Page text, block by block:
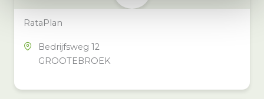
RataPlan
Bedrijfsweg 12
GROOTEBROEK